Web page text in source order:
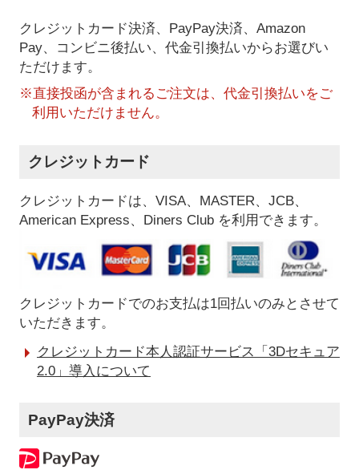
クレジットカード決済、PayPay決済、Amazon
Pay、コンビニ後払い、代金引換払いからお選びい
ただけます。
※直接投函が含まれるご注文は、代金引換払いをご
利用いただけません。
クレジットカード
クレジットカードは、VISA、MASTER、JCB、
American Express、Diners Club を利用できます。
クレジットカードでのお支払は1回払いのみとさせて
いただきます。
クレジットカード本人認証サービス「3Dセキュア
2.0」導入について
PayPay決済